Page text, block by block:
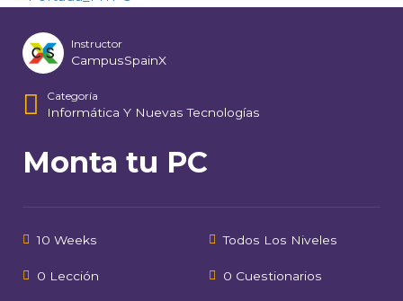
Instructor
CampusSpainX
Categoría
Informática Y Nuevas Tecnologías
Monta tu PC
10 Weeks Todos Los Niveles
0 Lección 0 Cuestionarios